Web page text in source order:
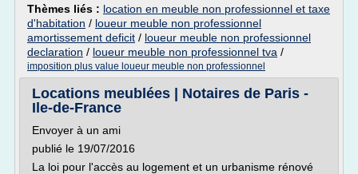
Thèmes liés : location en meuble non professionnel et taxe
d'habitation / loueur meuble non professionnel
amortissement deficit / loueur meuble non professionnel
declaration / loueur meuble non professionnel tva /
imposition plus value loueur meuble non professionnel
Locations meublées | Notaires de Paris -
Ile-de-France
Envoyer à un ami
publié le 19/07/2016
La loi pour l'accès au logement et un urbanisme rénové